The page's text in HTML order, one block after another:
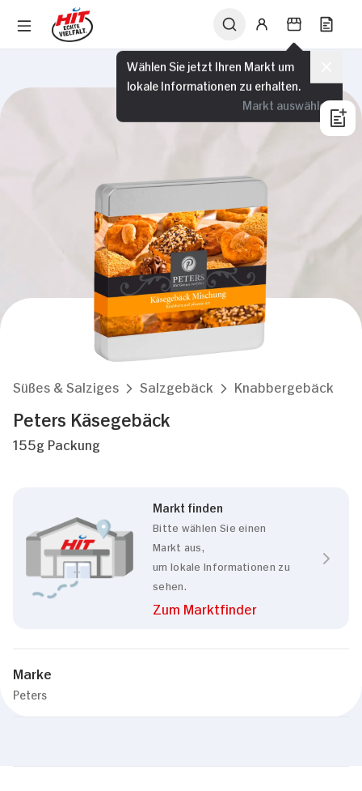
Wählen Sie jetzt Ihren Markt um
lokale Informationen zu erhalten.
Markt auswählen
Süßes & Salziges Salzgebäck Knabbergebäck
Peters Käsegebäck
155g Packung
Markt finden
Bitte wählen Sie einen
Markt aus,
um lokale Informationen zu
sehen.
Zum Marktfinder
Marke
Peters